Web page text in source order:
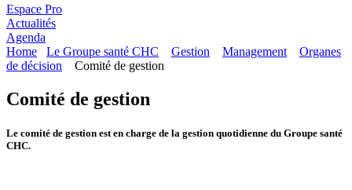
Espace Pro
Actualités
Agenda
Home
Le Groupe santé CHC Gestion Management
Organes
de décision
Comité de gestion
Comité de gestion
Le comité de gestion est en charge de la gestion quotidienne du Groupe santé
CHC.